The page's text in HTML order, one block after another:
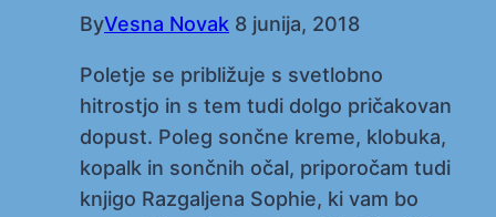
ByVesna Novak 8 junija, 2018
Poletje se približuje s svetlobno
hitrostjo in s tem tudi dolgo pričakovan
dopust. Poleg sončne kreme, klobuka,
kopalk in sončnih očal, priporočam tudi
knjigo Razgaljena Sophie, ki vam bo